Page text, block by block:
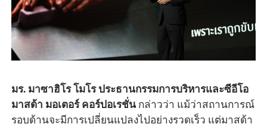
มร. มาซาฮิโร โมโร ประธานกรรมการบริหารและซีอีโอ
มาสด้า มอเตอร์ คอร์ปอเรชั่นกล่าวว่า แม้ว่าสถานการณ์
รอบด้านจะมีการเปลี่ยนแปลงไปอย่างรวดเร็ว แต่มาสด้า